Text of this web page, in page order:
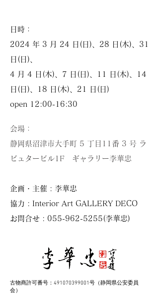
日 時：
2024 年 3 月 24 日(日)、28 日(木)、31
日(日)、
4 月 4 日(木)、7 日(日)、11 日(木)、14
日(日)、18 日(木)、21 日(日)
open 12:00-16:30
​会場：
静岡県沼津市大手町 5 丁目11番 3 号 ラ
ピュタービル1F ギャラリー李華忠
企画・主催 : 李華忠
協力 : Interior Art GALLERY DECO
お問合せ : 055-962-5255 (李華忠)
古物商許可番号：491070399001号（静岡県公安委員
会）